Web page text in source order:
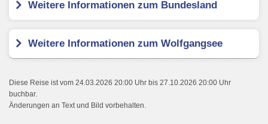
Weitere Informationen zum Bundesland
Weitere Informationen zum Wolfgangsee
Diese Reise ist vom 24.03.2026 20:00 Uhr bis 27.10.2026 20:00 Uhr
buchbar.
Änderungen an Text und Bild vorbehalten.